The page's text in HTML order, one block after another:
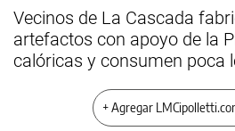
Vecinos de La Cascada
artefactos con apoyo de la
calóricas y consumen poca
+ Agregar